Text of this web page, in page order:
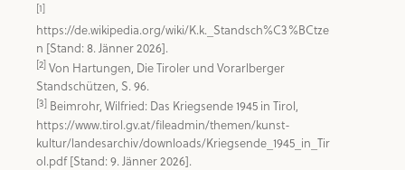
[1]
https://de.wikipedia.org/wiki/K.k._Standsch%C3%BCtze
n
[2] Von Hartungen, Die Tiroler und Vorarlberger
[3]
https://www.tirol.gv.at/fileadmin/themen/kunst-
kultur/landesarchiv/downloads/Kriegsende_1945_in_Tir
ol.pdf [Stand: 9. Jänner 2026].